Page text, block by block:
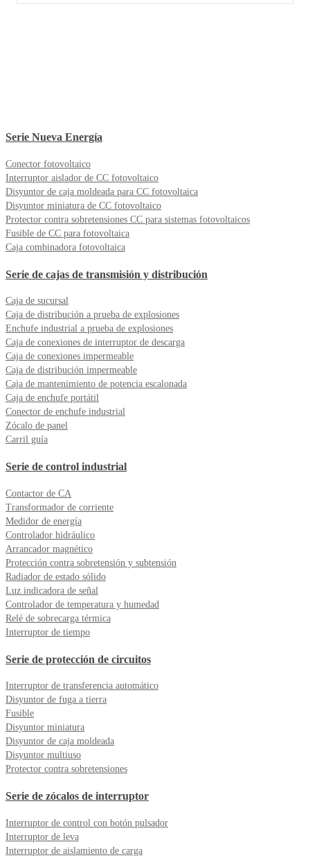
Serie Nueva Energía
Conector fotovoltaico
Interruptor aislador de CC fotovoltaico
Disyuntor de caja moldeada para CC fotovoltaica
Disyuntor miniatura de CC fotovoltaico
Protector contra sobretensiones CC para sistemas fotovoltaicos
Fusible de CC para fotovoltaica
Caja combinadora fotovoltaica
Serie de cajas de transmisión y distribución
Caja de sucursal
Caja de distribución a prueba de explosiones
Enchufe industrial a prueba de explosiones
Caja de conexiones de interruptor de descarga
Caja de conexiones impermeable
Caja de distribución impermeable
Caja de mantenimiento de potencia escalonada
Caja de enchufe portátil
Conector de enchufe industrial
Zócalo de panel
Carril guía
Serie de control industrial
Contactor de CA
Transformador de corriente
Medidor de energía
Controlador hidráulico
Arrancador magnético
Protección contra sobretensión y subtensión
Radiador de estado sólido
Luz indicadora de señal
Controlador de temperatura y humedad
Relé de sobrecarga térmica
Interruptor de tiempo
Serie de protección de circuitos
Interruptor de transferencia automático
Disyuntor de fuga a tierra
Fusible
Disyuntor miniatura
Disyuntor de caja moldeada
Disyuntor multiuso
Protector contra sobretensiones
Serie de zócalos de interruptor
Interruptor de control con botón pulsador
Interruptor de leva
Interruptor de aislamiento de carga